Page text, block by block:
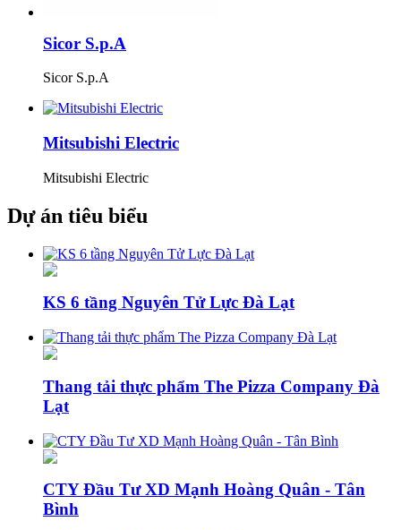
Sicor S.p.A
Sicor S.p.A
Mitsubishi Electric
Mitsubishi Electric
Dự án tiêu biểu
KS 6 tầng Nguyên Tử Lực Đà Lạt
Thang tải thực phẩm The Pizza Company Đà
Lạt
CTY Đầu Tư XD Mạnh Hoàng Quân - Tân
Bình